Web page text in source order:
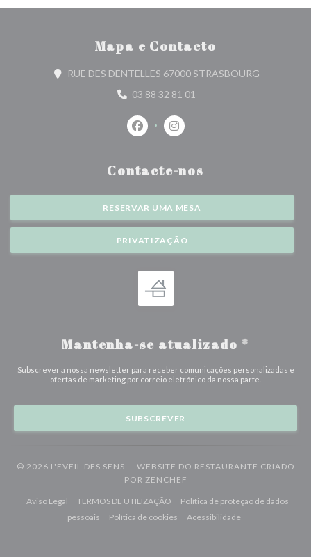
Mapa e Contacto
RUE DES DENTELLES 67000 STRASBOURG
03 88 32 81 01
Facebook ((abre numa nova janela))
Instagram ((abre numa nova
Contacte-nos
RESERVAR UMA MESA
PRIVATIZAÇÃO
Mantenha-se atualizado *
Subscrever a nossa newsletter para receber comunicações personalizadas e
ofertas de marketing por correio eletrónico da nossa parte.
SUBSCREVER
© 2026 L'EVEIL DES SENS — WEBSITE DO RESTAURANTE CRIADO
POR ZENCHEF
Aviso Legal((abre numa nova janela))
TERMOS DE UTILIZAÇÃO((abre numa nova janela))
Política de proteção de dados
pessoais((abre numa nova janela))
Política de cookies((abre numa nova janela))
Acessibilidade((abre numa nova